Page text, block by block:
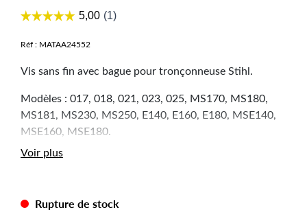
Réf : MATAA24552
Vis sans fin avec bague pour tronçonneuse Stihl.
Modèles : 017, 018, 021, 023, 025, MS170, MS180,
MS181, MS230, MS250, E140, E160, E180, MSE140,
MSE160, MSE180.
Références d'origine : 1123 640 7105, 1123 647 2400
Voir plus
Rupture de stock